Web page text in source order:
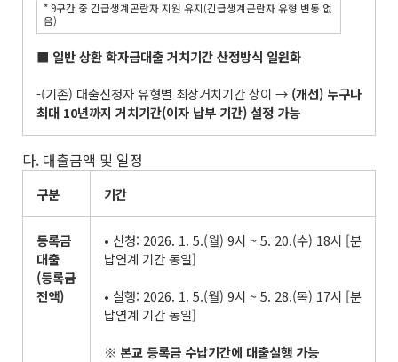
* 9구간 중 긴급생계곤란자 지원 유지(긴급생계곤란자 유형 변동 없
음)
■ 일반 상환 학자금대출 거치기간 산정방식 일원화
-(기존) 대출신청자 유형별 최장거치기간 상이 → (개선) 누구나
최대 10년까지 거치기간(이자 납부 기간)설정 가능
다. 대출금액 및 일정
구분 기간
등록금
대출
(등록금
전액)
• 신청: 2026. 1. 5.(월) 9시 ~ 5. 20.(수) 18시 [분
납연계 기간 동일]
• 실행: 2026. 1. 5.(월) 9시 ~ 5. 28.(목) 17시 [분
납연계 기간 동일]
※ 본교 등록금 수납기간에 대출실행 가능